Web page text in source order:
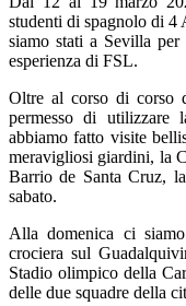
studenti di spagnolo di
siamo stati a Sevilla
esperienza di FSL.
Oltre al corso di corso
permesso di utilizzare
abbiamo fatto visite
meravigliosi giardini, la
Barrio de Santa Cruz,
sabato.
Alla domenica ci
crociera sul
Stadio olimpico della
delle due squadre della